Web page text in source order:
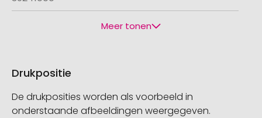
Meer tonen
Drukpositie
De drukposities worden als voorbeeld in
onderstaande afbeeldingen weergegeven.